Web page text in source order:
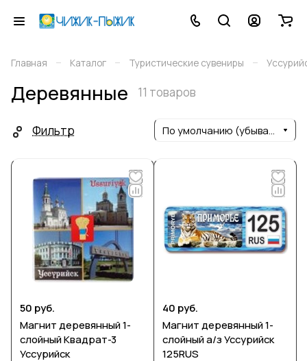
Главная – Каталог – Туристические сувениры –
Деревянные 11 товаров
Фильтр По умолчанию (убывание)
50 руб.
Магнит деревянный 1-
слойный Квадрат-3
Уссурийск
40 руб.
Магнит деревянный 1-
слойный а/з Уссурийск
125RUS